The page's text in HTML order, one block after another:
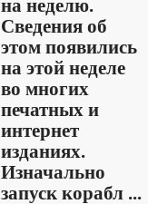
на неделю.
Сведения об
этом появились
на этой неделе
во многих
печатных и
интернет
изданиях.
Изначально
запуск корабл ...